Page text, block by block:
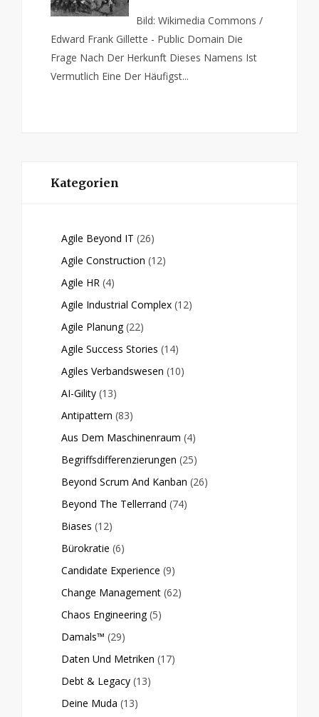
Bild: Wikimedia Commons /
Edward Frank Gillette - Public Domain Die
Frage Nach Der Herkunft Dieses Namens Ist
Vermutlich Eine Der Häufigst...
Kategorien
Agile Beyond IT (26)
Agile Construction (12)
Agile HR (4)
Agile Industrial Complex (12)
Agile Planung (22)
Agile Success Stories (14)
Agiles Verbandswesen (10)
AI-Gility (13)
Antipattern (83)
Aus Dem Maschinenraum (4)
Begriffsdifferenzierungen (25)
Beyond Scrum And Kanban (26)
Beyond The Tellerrand (74)
Biases (12)
Bürokratie (6)
Candidate Experience (9)
Change Management (62)
Chaos Engineering (5)
Damals™ (29)
Daten Und Metriken (17)
Debt & Legacy (13)
Deine Muda (13)